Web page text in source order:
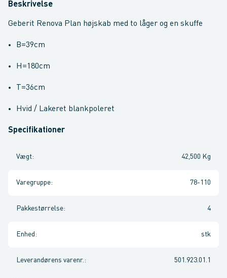
Beskrivelse
Geberit Renova Plan højskab med to låger og en skuffe
B=39cm
H=180cm
T=36cm
Hvid / Lakeret blankpoleret
Specifikationer
Vægt: 42,500 Kg
Varegruppe: 78-110
Pakkestørrelse: 4
Enhed : stk
Leverandørens varenr. : 501.923.01.1